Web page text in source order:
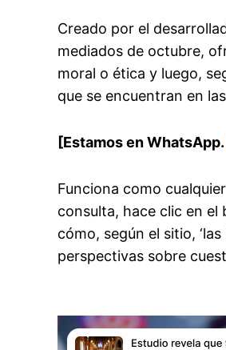
Creado por el
mediados de octubre,
moral o ética y luego,
que se encuentran en
[Estamos en WhatsApp.
Funciona como
consulta, hace clic en el
cómo, según el sitio,
perspectivas sobre